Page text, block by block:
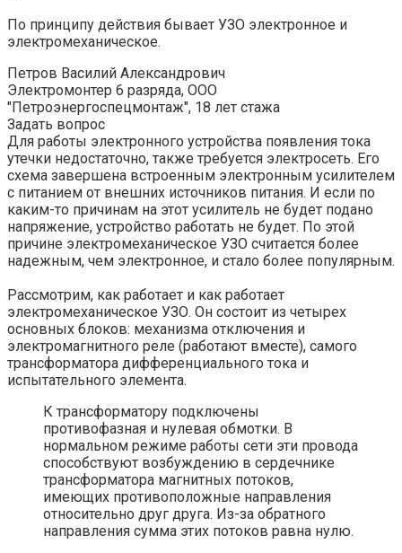
По принципу действия бывает УЗО электронное и
электромеханическое.
Петров Василий Александрович
Электромонтер 6 разряда, ООО
"Петроэнергоспецмонтаж", 18 лет стажа
Задать вопрос
Для работы электронного устройства появления тока
утечки недостаточно, также требуется электросеть. Его
схема завершена встроенным электронным усилителем
с питанием от внешних источников питания. И если по
каким-то причинам на этот усилитель не будет подано
напряжение, устройство работать не будет. По этой
причине электромеханическое УЗО считается более
надежным, чем электронное, и стало более популярным.
Рассмотрим, как работает и как работает
электромеханическое УЗО. Он состоит из четырех
основных блоков: механизма отключения и
электромагнитного реле (работают вместе), самого
трансформатора дифференциального тока и
испытательного элемента.
К трансформатору подключены
противофазная и нулевая обмотки. В
нормальном режиме работы сети эти провода
способствуют возбуждению в сердечнике
трансформатора магнитных потоков,
имеющих противоположные направления
относительно друг друга. Из-за обратного
направления сумма этих потоков равна нулю.